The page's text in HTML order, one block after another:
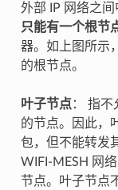
外部 IP 网络之间
只能有一个根节
器。如上图所示
的根节点。
叶子节点 ： 指不
的节点。因此，
包，但不能转发
WIFI-MESH 网
节点。叶子节点